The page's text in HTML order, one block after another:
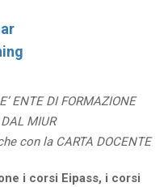
ENTE DI FORMAZIONE
MIUR
con la CARTA DOCENTE
i corsi Eipass, i corsi